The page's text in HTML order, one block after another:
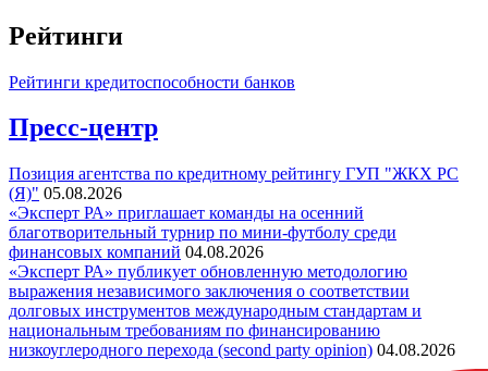
Рейтинги
Рейтинги кредитоспособности банков
Пресс-центр
Позиция агентства по кредитному рейтингу ГУП "ЖКХ РС
(Я)" 05.08.2026
«Эксперт РА» приглашает команды на осенний
благотворительный турнир по мини-футболу среди
финансовых компаний 04.08.2026
«Эксперт РА» публикует обновленную методологию
выражения независимого заключения о соответствии
долговых инструментов международным стандартам и
национальным требованиям по финансированию
низкоуглеродного перехода (second party opinion) 04.08.2026